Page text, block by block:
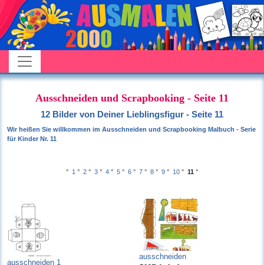
Ausschneiden und Scrapbooking - Seite 11
12 Bilder von Deiner Lieblingsfigur - Seite 11
Wir heißen Sie willkommen im Ausschneiden und Scrapbooking Malbuch - Serie
für Kinder Nr. 11
° 1 ° 2 ° 3 ° 4 ° 5 ° 6 ° 7 ° 8 ° 9 ° 10 ° 11 °
ausschneiden 1
ausschneiden